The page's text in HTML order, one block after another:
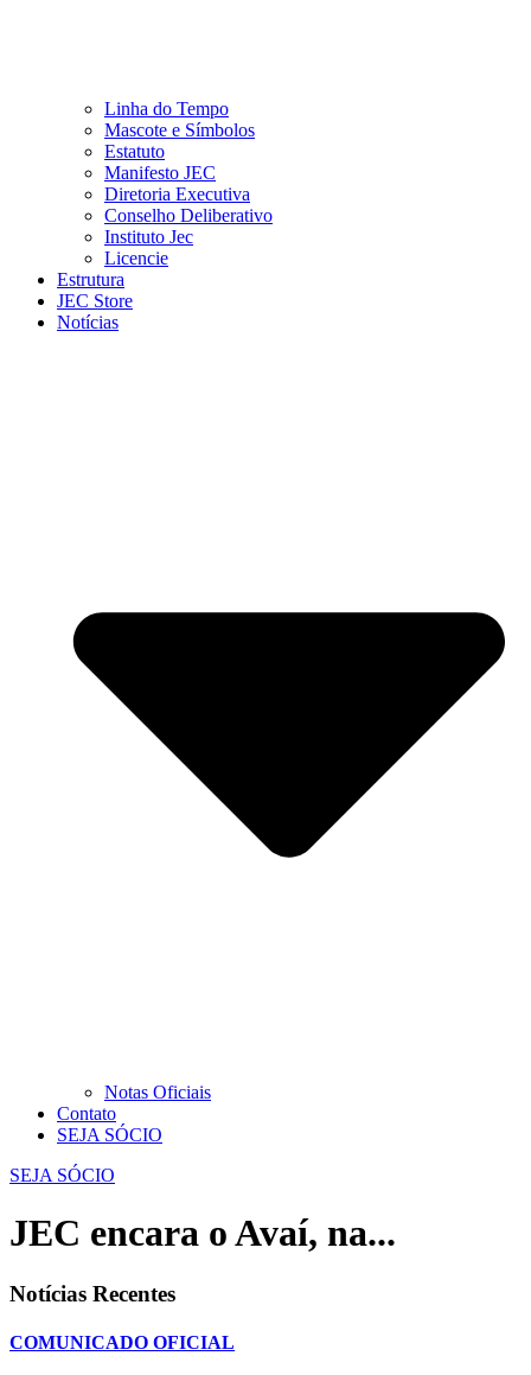
Linha do Tempo
Mascote e Símbolos
Estatuto
Manifesto JEC
Diretoria Executiva
Conselho Deliberativo
Instituto Jec
Licencie
Estrutura
JEC Store
Notícias
Notas Oficiais
Contato
SEJA SÓCIO
SEJA SÓCIO
JEC encara o Avaí, na...
Notícias Recentes
COMUNICADO OFICIAL